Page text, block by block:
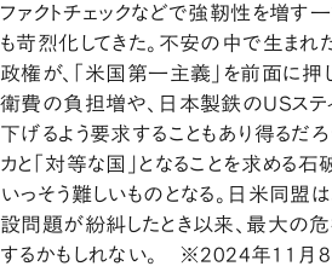
ファクトチェックなどで強靭性を増す
も苛烈化してきた。不安の中で生まれ
政権が、「米国第一主義」を前面に押
衛費の負担増や、日本製鉄のUSステ
下げるよう要求することもあり得るだろ
カと「対等な国」となることを求める石
いっそう難しいものとなる。日米同盟
設問題が紛糾したとき以来、最大の
するかもしれない。 ※2024年11月